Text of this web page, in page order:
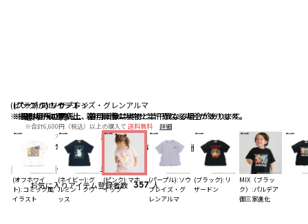
(ピンク):マホイップ
※撮影場所の関係上、着用画像は実物と若干異なる場合があります。
(パープル):ソウブレイズ・グレンアルマ
※撮影場所の関係上、着用画像は実物と若干異なる場合があります。
(ブラック):リザードン
※撮影場所の関係上、着用画像は実物と若干異なる場合があります。
(オフホワイ
ト):コミック風
イラスト
(ネイビー):グ
ルミン・クワ
ッス
(ピンク):マホ
イップ
(パープル):ソウ
ブレイズ・グ
レンアルマ
(ブラック):リ
ザードン
MIX（ブラッ
ク）:パルデア
御三家進化
送料：660円
※合計6,600円（税込）以上の購入で 送料無料
詳細
※店頭受取なら
詳細
配送： 通常、ご注文より1～5営業日にて出荷 詳細
4.8（14） レビューを見る
お気に入りアイテム登録者数 357 人